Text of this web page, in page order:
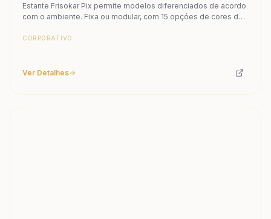
Estante Frisokar Pix permite modelos diferenciados de acordo
com o ambiente. Fixa ou modular, com 15 opçóes de cores de
CORPORATIVO
Ver Detalhes